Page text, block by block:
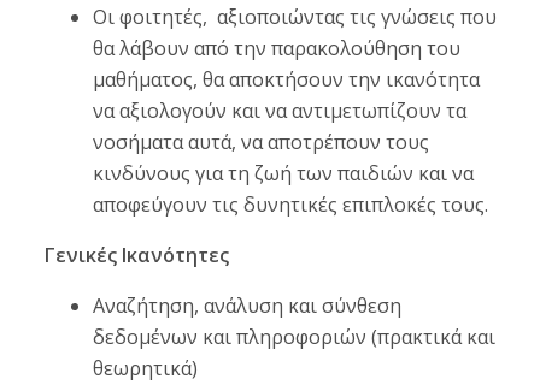
Οι φοιτητές, αξιοποιώντας τις γνώσεις που
θα λάβουν από την παρακολούθηση του
μαθήματος, θα αποκτήσουν την ικανότητα
να αξιολογούν και να αντιμετωπίζουν τα
νοσήματα αυτά, να αποτρέπουν τους
κινδύνους για τη ζωή των παιδιών και να
αποφεύγουν τις δυνητικές επιπλοκές τους.
Γενικές Ικανότητες
Αναζήτηση, ανάλυση και σύνθεση
δεδομένων και πληροφοριών (πρακτικά και
θεωρητικά)